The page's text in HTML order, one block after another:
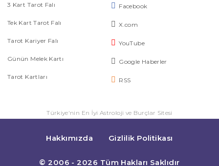
3 Kart Tarot Falı
Tek Kart Tarot Falı
Tarot Kariyer Falı
Günün Melek Kartı
Tarot Kartları
Facebook
X.com
YouTube
Google Haberler
RSS
Türkiye'nin En İyi Astroloji ve Burçlar Sitesi
Hakkımızda Gizlilik Politikası
© 2006 - 2026 Tüm Hakları Saklıdır